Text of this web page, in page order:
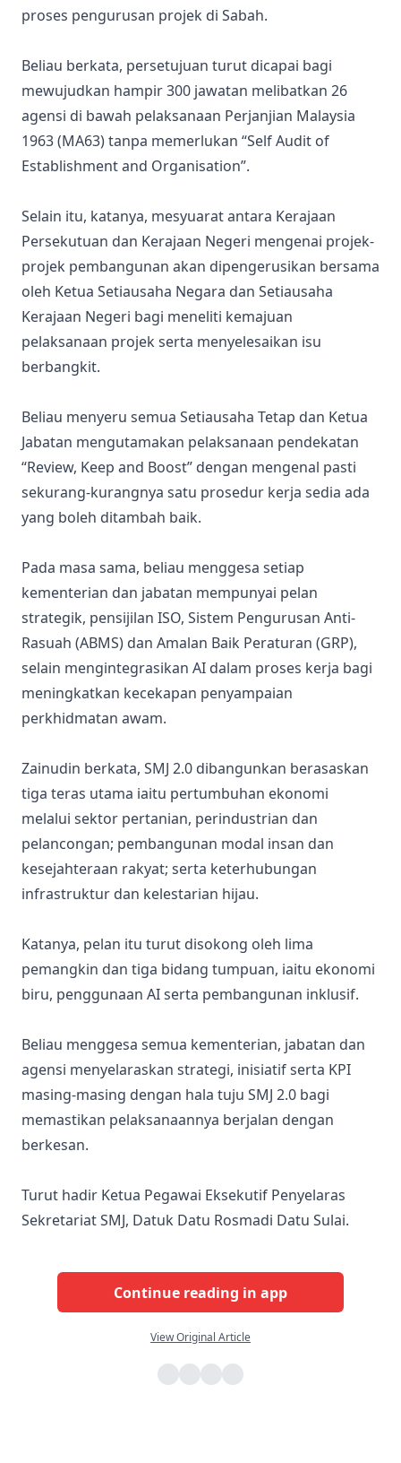
proses pengurusan projek di Sabah.
Beliau berkata, persetujuan turut dicapai bagi
mewujudkan hampir 300 jawatan melibatkan 26
agensi di bawah pelaksanaan Perjanjian Malaysia
1963 (MA63) tanpa memerlukan “Self Audit of
Establishment and Organisation”.
Selain itu, katanya, mesyuarat antara Kerajaan
Persekutuan dan Kerajaan Negeri mengenai projek-
projek pembangunan akan dipengerusikan bersama
oleh Ketua Setiausaha Negara dan Setiausaha
Kerajaan Negeri bagi meneliti kemajuan
pelaksanaan projek serta menyelesaikan isu
berbangkit.
Beliau menyeru semua Setiausaha Tetap dan Ketua
Jabatan mengutamakan pelaksanaan pendekatan
“Review, Keep and Boost” dengan mengenal pasti
sekurang-kurangnya satu prosedur kerja sedia ada
yang boleh ditambah baik.
Pada masa sama, beliau menggesa setiap
kementerian dan jabatan mempunyai pelan
strategik, pensijilan ISO, Sistem Pengurusan Anti-
Rasuah (ABMS) dan Amalan Baik Peraturan (GRP),
selain mengintegrasikan AI dalam proses kerja bagi
meningkatkan kecekapan penyampaian
perkhidmatan awam.
Zainudin berkata, SMJ 2.0 dibangunkan berasaskan
tiga teras utama iaitu pertumbuhan ekonomi
melalui sektor pertanian, perindustrian dan
pelancongan; pembangunan modal insan dan
kesejahteraan rakyat; serta keterhubungan
infrastruktur dan kelestarian hijau.
Katanya, pelan itu turut disokong oleh lima
pemangkin dan tiga bidang tumpuan, iaitu ekonomi
biru, penggunaan AI serta pembangunan inklusif.
Beliau menggesa semua kementerian, jabatan dan
agensi menyelaraskan strategi, inisiatif serta KPI
masing-masing dengan hala tuju SMJ 2.0 bagi
memastikan pelaksanaannya berjalan dengan
berkesan.
Turut hadir Ketua Pegawai Eksekutif Penyelaras
Sekretariat SMJ, Datuk Datu Rosmadi Datu Sulai.
Continue reading in app
View Original Article